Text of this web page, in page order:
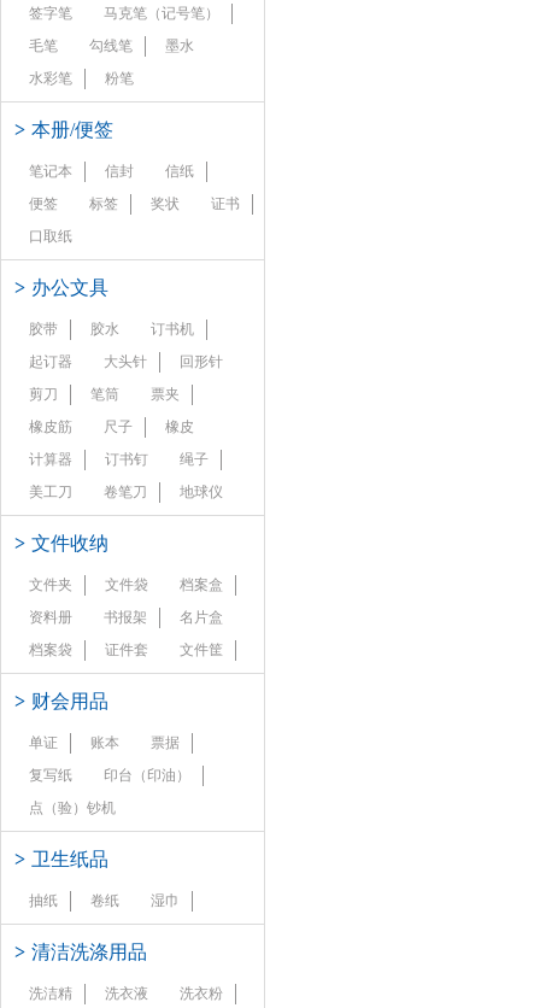
签字笔
马克笔（记号笔）
毛笔
勾线笔
墨水
水彩笔
粉笔
> 本册/便签
笔记本 信封
信纸
便签
标签 奖状
证书
口取纸
> 办公文具
胶带 胶水
订书机
起订器
大头针
回形针
剪刀
笔筒
票夹
橡皮筋
尺子
橡皮
计算器
订书钉
绳子
美工刀
卷笔刀 地球仪
> 文件收纳
文件夹 文件袋
档案盒
资料册
书报架
名片盒
档案袋
证件套 文件筐
> 财会用品
单证 账本
票据
复写纸
印台（印油）
点（验）钞机
> 卫生纸品
抽纸 卷纸 湿巾
> 清洁洗涤用品
洗洁精 洗衣液
洗衣粉